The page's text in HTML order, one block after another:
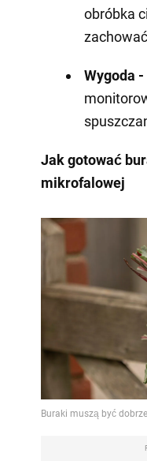
obróbka
Wygoda -
Jak gotować
mikrofalowej